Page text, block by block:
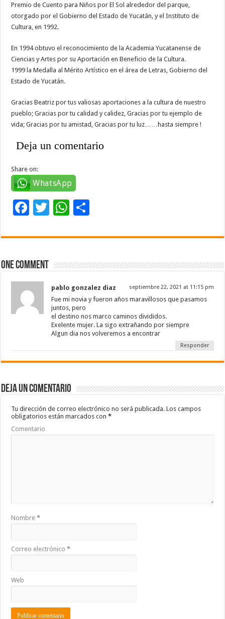
Premio de Cuento para Niños por El Sol alrededor del parque,
otorgado por el Gobierno del Estado de Yucatán, y el Instituto de
Cultura, en 1992.
En 1994 obtuvo el reconocimiento de la Academia Yucatanense de
Ciencias y Artes por su Aportación en Beneficio de la Cultura.
1999 la Medalla al Mérito Artístico en el área de Letras, Gobierno del
Estado de Yucatán.
Gracias Beatriz por tus valiosas aportaciones a la cultura de nuestro
pueblo; Gracias por tu calidad y calidez, Gracias por tu ejemplo de
vida; Gracias por tu amistad, Gracias por tu luz……hasta siempre !
Deja un comentario
Share on:
WhatsApp
F
e
b
o
o
k
T
tt
W
at
p
p
m
ar
ti
r
One comment
pablo gonzalez diaz septiembre 22, 2021 at 11:15 pm
Fue mi novia y fueron años maravillosos que pasamos
juntos, pero
el destino nos marco caminos divididos.
Exelente mujer. La sigo extrañando por siempre
Algun dia nos volveremos a encontrar
Responder
Deja un comentario
Tu dirección de correo electrónico no será publicada. Los campos
obligatorios están marcados con*
Comentario
Nombre*
Correo electrónico*
Web